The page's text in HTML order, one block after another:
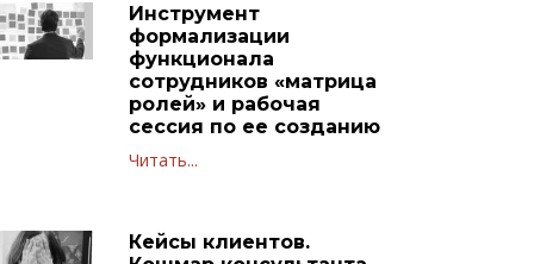
Инструмент
формализации
функционала
сотрудников «матрица
ролей» и рабочая
сессия по ее созданию
Читать...
Кейсы клиентов.